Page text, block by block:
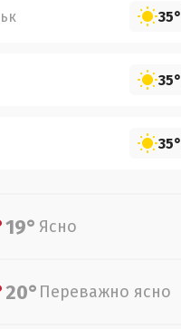
35°
35°
35°
19° Ясно
20° Переважно ясно